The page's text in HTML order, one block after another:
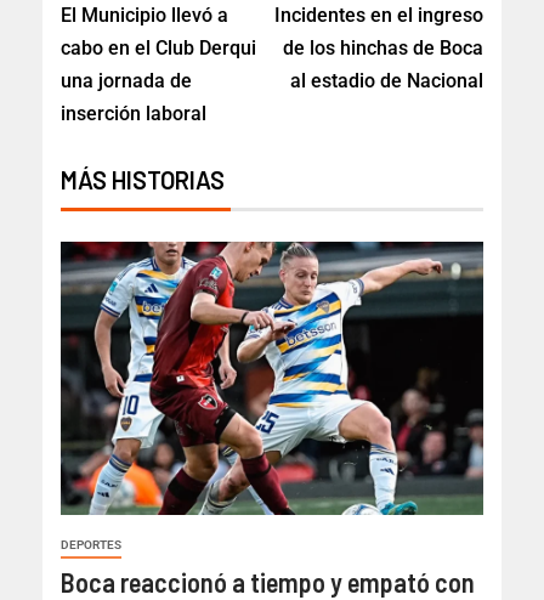
El Municipio llevó a
cabo en el Club Derqui
una jornada de
inserción laboral
Incidentes en el ingreso
de los hinchas de Boca
al estadio de Nacional
MÁS HISTORIAS
DEPORTES
Boca reaccionó a tiempo y empató con